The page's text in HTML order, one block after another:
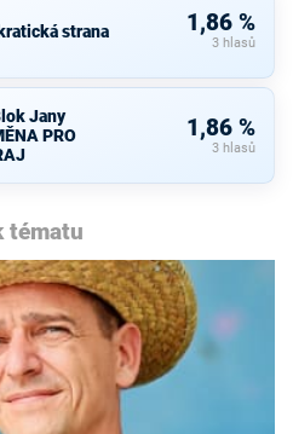
strana 1,86 %
3 hlasů
Jany
PRO
1,86 %
3 hlasů
tématu